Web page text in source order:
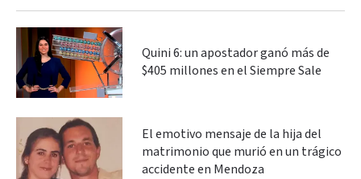
Quini 6: un apostador ganó más de
$405 millones en el Siempre Sale
El emotivo mensaje de la hija del
matrimonio que murió en un trágico
accidente en Mendoza